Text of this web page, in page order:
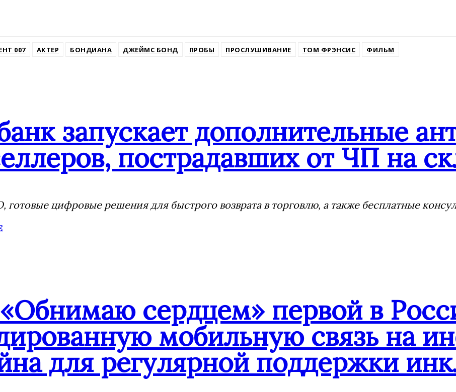
007 АКТЕР БОНДИАНА ДЖЕЙМС БОНД ПРОБЫ ПРОСЛУШИВАНИЕ ТОМ ФРЭНСИС ФИЛЬМ
запускает дополнительные
пострадавших от ЧП на
готовые цифровые решения для быстрого возврата в торговлю, а также бесплатные
сердцем» первой в
мобильную связь на
для регулярной поддержки